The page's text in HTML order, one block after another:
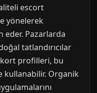
escort
yönelerek
eder. Pazarlarda
tatlandırıcılar
profilleri, bu
kullanabilir. Organik